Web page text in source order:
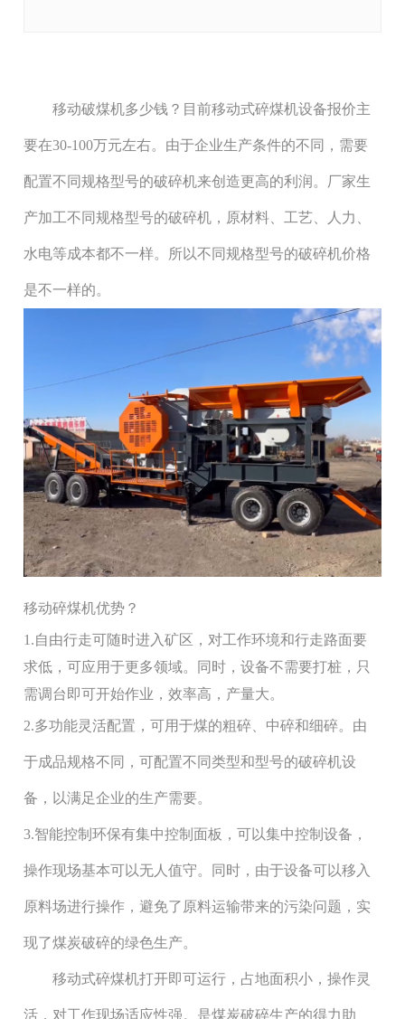
移动破煤机多少钱？ 目前移动式碎煤机设备报价主
要在30-100万元左右。由于企业生产条件的不同，需要
配置不同规格型号的破碎机来创造更高的利润。厂家生
产加工不同规格型号的破碎机，原材料、工艺、人力、
水电等成本都不一样。所以不同规格型号的破碎机价格
是不一样的。
移动碎煤机优势？
1.自由行走可随时进入矿区，对工作环境和行走路面要
求低，可应用于更多领域。同时，设备不需要打桩，只
需调台即可开始作业，效率高，产量大。
2.多功能灵活配置，可用于煤的粗碎、中碎和细碎。由
于成品规格不同，可配置不同类型和型号的破碎机设
备，以满足企业的生产需要。
3.智能控制环保有集中控制面板，可以集中控制设备，
操作现场基本可以无人值守。同时，由于设备可以移入
原料场进行操作，避免了原料运输带来的污染问题，实
现了煤炭破碎的绿色生产。
移动式碎煤机打开即可运行，占地面积小，操作灵
活，对工作现场适应性强。是煤炭破碎生产的得力助